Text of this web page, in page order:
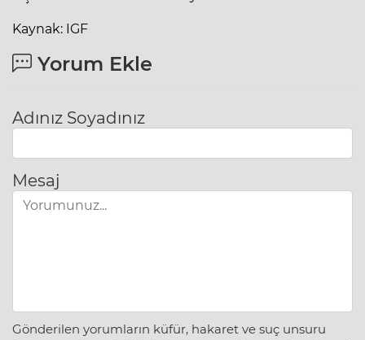
Kaynak: IGF
Yorum Ekle
Adınız Soyadınız
Mesaj
Gönderilen yorumların küfür, hakaret ve suç unsuru